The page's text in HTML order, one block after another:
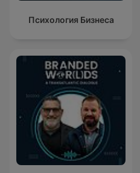
Психология Бизнеса